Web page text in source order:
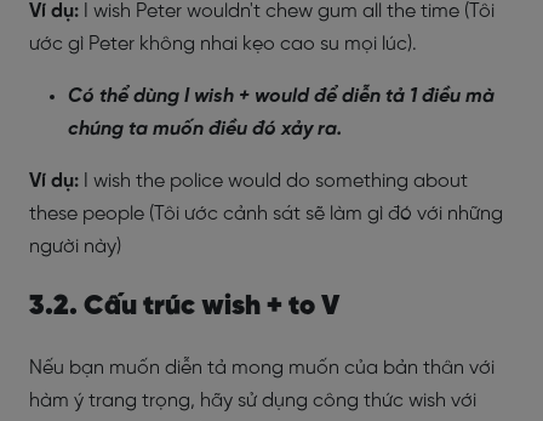
Ví dụ: I wish Peter wouldn't chew gum all the time (Tôi
ước gì Peter không nhai kẹo cao su mọi lúc).
Có thể dùng I wish + would để diễn tả 1 điều mà
chúng ta muốn điều đó xảy ra.
Ví dụ: I wish the police would do something about
these people (Tôi ước cảnh sát sẽ làm gì đó với những
người này)
3.2. Cấu trúc wish + to V
Nếu bạn muốn diễn tả mong muốn của bản thân với
hàm ý trang trọng, hãy sử dụng công thức wish với